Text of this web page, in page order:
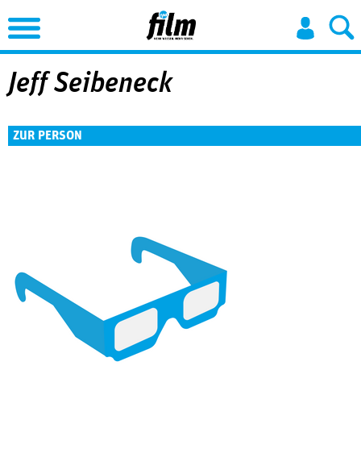
Jump to Navigation
Jeff Seibeneck
ZUR PERSON